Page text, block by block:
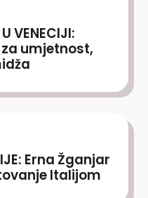
VENECIJI:
umjetnost,
Erna Žganjar
Italijom